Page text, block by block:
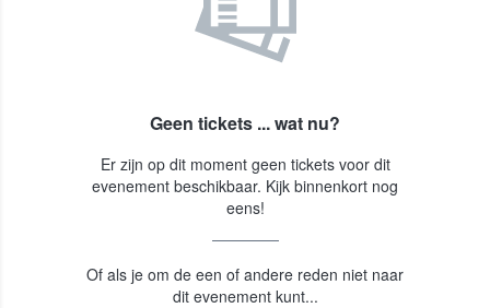
Geen tickets ... wat nu?
Er zijn op dit moment geen tickets voor dit
evenement beschikbaar. Kijk binnenkort nog
eens!
Of als je om de een of andere reden niet naar
dit evenement kunt...